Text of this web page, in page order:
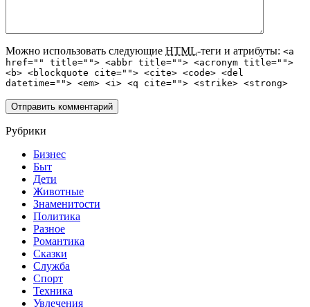
Можно использовать следующие HTML-теги и атрибуты: <a
href="" title=""> <abbr title=""> <acronym title="">
<b> <blockquote cite=""> <cite> <code> <del
datetime=""> <em> <i> <q cite=""> <strike> <strong>
Рубрики
Бизнес
Быт
Дети
Животные
Знаменитости
Политика
Разное
Романтика
Сказки
Служба
Спорт
Техника
Увлечения